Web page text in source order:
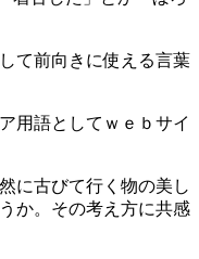
て前向きに使える言葉
用語としてｗｅｂサイ
に古びて行く物の美し
か。その考え方に共感